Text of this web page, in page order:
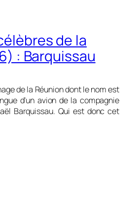
de la
: Barquissau
de la Réunion dont le nom est
d’un avion de la compagnie
Barquissau. Qui est donc cet